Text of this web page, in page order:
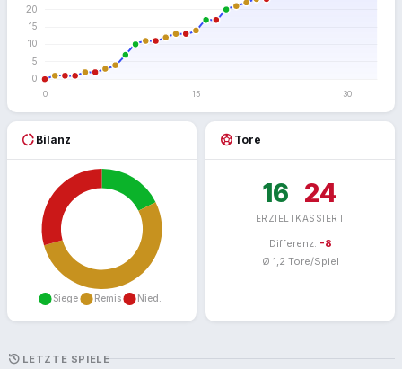
donut_large Bilanz sports_soccer Tore
16
ERZIELT
24
KASSIERT
Differenz: -8
Ø 1,2 Tore/Spiel
HISTORY LETZTE SPIELE